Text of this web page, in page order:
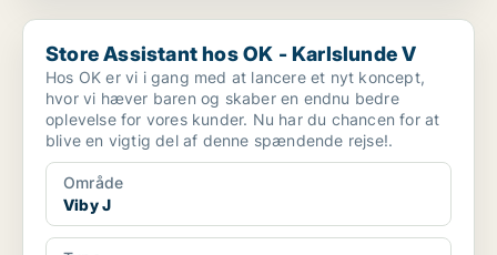
Store Assistant hos OK - Karlslunde V
Store Assistant hos OK - Karlslunde V
Hos OK er vi i gang med at lancere et nyt koncept,
hvor vi hæver baren og skaber en endnu bedre
oplevelse for vores kunder. Nu har du chancen for at
blive en vigtig del af denne spændende rejse!.
Område
Viby J